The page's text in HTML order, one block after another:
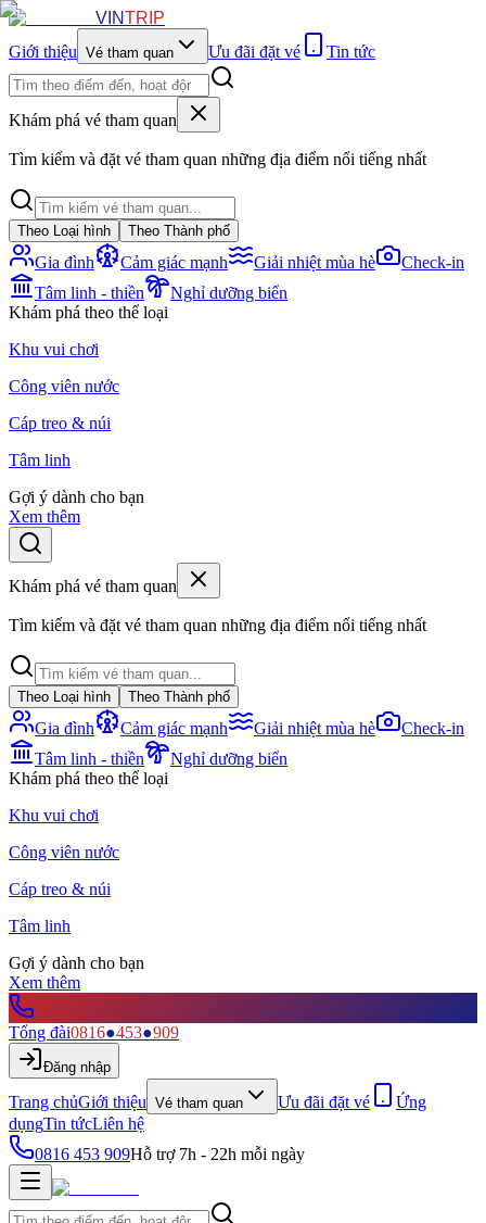
VINTRIP
Giới thiệu Vé tham quan Ưu đãi đặt vé Tin tức
Khám phá vé tham quan
Tìm kiếm và đặt vé tham quan những địa điểm nổi tiếng nhất
Theo Loại hình Theo Thành phố
Gia đình Cảm giác mạnh Giải nhiệt mùa hè
Check-in
Tâm linh - thiền
Nghỉ dưỡng biển
Khám phá theo thể loại
Khu vui chơi
Công viên nước
Cáp treo & núi
Tâm linh
Gợi ý dành cho bạn
Xem thêm
Khám phá vé tham quan
Tìm kiếm và đặt vé tham quan những địa điểm nổi tiếng nhất
Theo Loại hình Theo Thành phố
Gia đình Cảm giác mạnh Giải nhiệt mùa hè
Check-in
Tâm linh - thiền
Nghỉ dưỡng biển
Khám phá theo thể loại
Khu vui chơi
Công viên nước
Cáp treo & núi
Tâm linh
Gợi ý dành cho bạn
Xem thêm
Tổng đài0816●453●909
Đăng nhập
Trang chủGiới thiệu Vé tham quan Ưu đãi đặt vé
Ứng
dụngTin tứcLiên hệ
0816 453 909Hỗ trợ 7h - 22h mỗi ngày